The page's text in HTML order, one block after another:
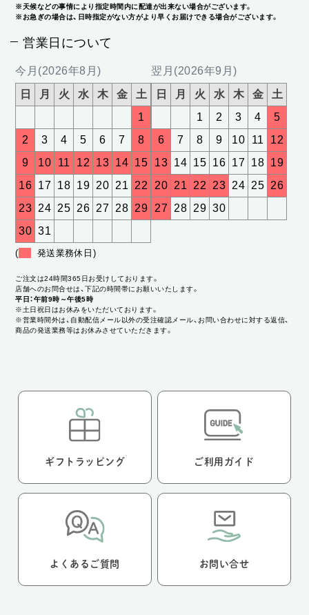
※天候などの事情により指定時間内に配達が出来ない場合がございます。
※お急ぎの場合は、日時指定がない方がより早くお届けできる場合がございます。
営業日について
今月(2026年8月)
日 月 火 水 木 金
土
1
2
3 4 5 6 7
8
9
10 11 12 13 14 15
16 17 18 19 20 21 22
23 24 25 26 27 28 29
30 31
翌月(2026年9月)
日 月 火 水 木 金
土
1
2 3 4
5
6
7 8 9 10 11
12
13 14 15 16 17 18 19
20 21 22 23 24 25 26
27 28 29 30
( 発送業務休日)
ご注文は24時間365日お受けしております。
店舗へのお問合せは、下記の時間帯にお願いいたします。
平日：午前9時～午後5時
※土日祝日はお休みをいただいております。
※営業時間外は、自動配信メール以外の受注確認メール、お問い合わせに対する返信、
商品の発送業務等はお休みさせていただきます。
ギフトラッピング ご利用ガイド
よくあるご質問 お問い合せ